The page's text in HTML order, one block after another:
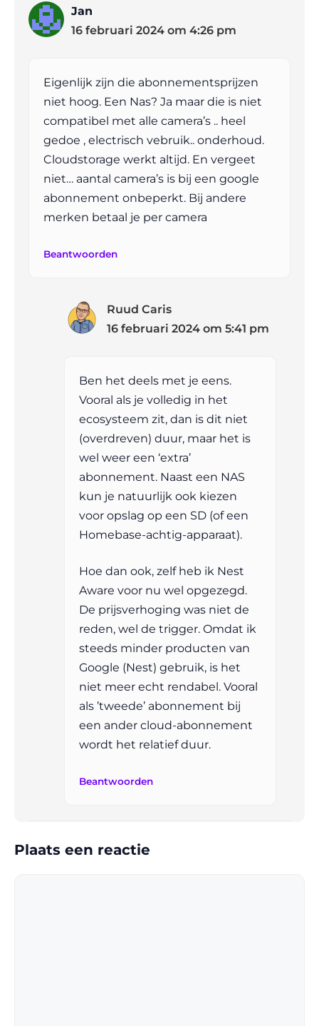
Jan
16 februari 2024 om 4:26 pm
Eigenlijk zijn die abonnementsprijzen
niet hoog. Een Nas? Ja maar die is niet
compatibel met alle camera’s .. heel
gedoe , electrisch vebruik.. onderhoud.
Cloudstorage werkt altijd. En vergeet
niet… aantal camera’s is bij een google
abonnement onbeperkt. Bij andere
merken betaal je per camera
Beantwoorden
Ruud Caris
16 februari 2024 om 5:41 pm
Ben het deels met je eens.
Vooral als je volledig in het
ecosysteem zit, dan is dit niet
(overdreven) duur, maar het is
wel weer een ‘extra’
abonnement. Naast een NAS
kun je natuurlijk ook kiezen
voor opslag op een SD (of een
Homebase-achtig-apparaat).
Hoe dan ook, zelf heb ik Nest
Aware voor nu wel opgezegd.
De prijsverhoging was niet de
reden, wel de trigger. Omdat ik
steeds minder producten van
Google (Nest) gebruik, is het
niet meer echt rendabel. Vooral
als ’tweede’ abonnement bij
een ander cloud-abonnement
wordt het relatief duur.
Beantwoorden
Plaats een reactie